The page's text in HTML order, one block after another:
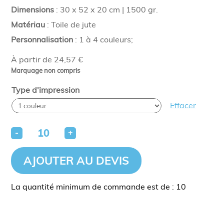
À partir de 24,57 €
Marquage non compris
Dimensions : 30 x 52 x 20 cm | 1500 gr.
Matériau : Toile de jute
Personnalisation : 1 à 4 couleurs;
Type d'impression
Effacer
- +
AJOUTER AU DEVIS
La quantité minimum de commande est de : 10